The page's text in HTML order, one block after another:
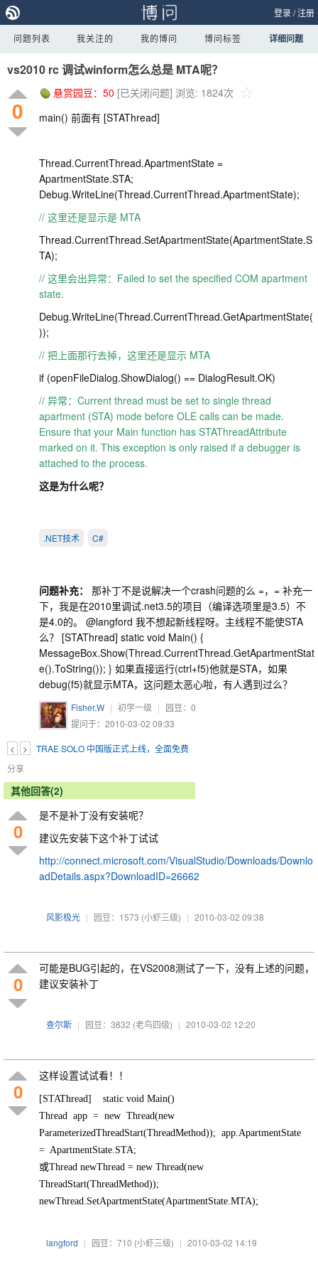
登录/注册
问题列表 我关注的 我的博问 博问标签 详细问题
vs2010 rc 调试winform怎么总是 MTA呢？
0
悬赏园豆： 50 [已关闭问题] 浏览: 1824次
main() 前面有 [STAThread]
Thread.CurrentThread.ApartmentState =
ApartmentState.STA;
Debug.WriteLine(Thread.CurrentThread.ApartmentState);
// 这里还是显示是 MTA
Thread.CurrentThread.SetApartmentState(ApartmentState.S
TA);
// 这里会出异常：Failed to set the specified COM apartment
state.
Debug.WriteLine(Thread.CurrentThread.GetApartmentState(
));
// 把上面那行去掉，这里还是显示 MTA
if (openFileDialog.ShowDialog() == DialogResult.OK)
// 异常：Current thread must be set to single thread
apartment (STA) mode before OLE calls can be made.
Ensure that your Main function has STAThreadAttribute
marked on it. This exception is only raised if a debugger is
attached to the process.
这是为什么呢？
.NET技术 C#
问题补充：
那补丁不是说解决一个crash问题的么 =，= 补充一
下，我是在2010里调试.net3.5的项目（编译选项里是3.5）不
是4.0的。 @langford 我不想起新线程呀。主线程不能使STA
么？ [STAThread] static void Main() {
MessageBox.Show(Thread.CurrentThread.GetApartmentStat
e().ToString()); } 如果直接运行(ctrl+f5)他就是STA，如果
debug(f5)就显示MTA，这问题太恶心啦，有人遇到过么？
Fisher.W | 初学一级 | 园豆： 0
提问于：2010-03-02 09:33
< >
TRAE SOLO 中国版正式上线，全面免费
分享
其他回答(2)
0
是不是补丁没有安装呢？
建议先安装下这个补丁试试
http://connect.microsoft.com/VisualStudio/Downloads/Downlo
adDetails.aspx?DownloadID=26662
风影极光 | 园豆：1573 (小虾三级) | 2010-03-02 09:38
0
可能是BUG引起的，在VS2008测试了一下，没有上述的问题，
建议安装补丁
查尔斯 | 园豆：3832 (老鸟四级) | 2010-03-02 12:20
0
这样设置试试看！！
[STAThread] static void Main()
Thread app = new Thread(new
ParameterizedThreadStart(ThreadMethod)); app.ApartmentState
= ApartmentState.STA;
或Thread newThread = new Thread(new
ThreadStart(ThreadMethod));
newThread.SetApartmentState(ApartmentState.MTA);
langford | 园豆：710 (小虾三级) | 2010-03-02 14:19